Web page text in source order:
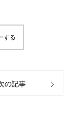
する
の記事